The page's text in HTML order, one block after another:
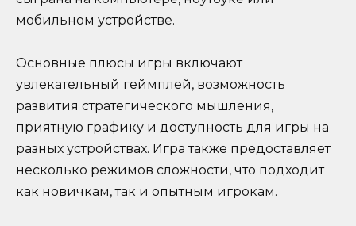
мобильном устройстве.
Основные плюсы игры включают
увлекательный геймплей, возможность
развития стратегического мышления,
приятную графику и доступность для игры на
разных устройствах. Игра также предоставляет
несколько режимов сложности, что подходит
как новичкам, так и опытным игрокам.